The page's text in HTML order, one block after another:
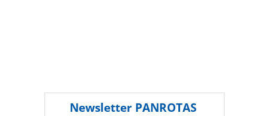
Newsletter PANROTAS